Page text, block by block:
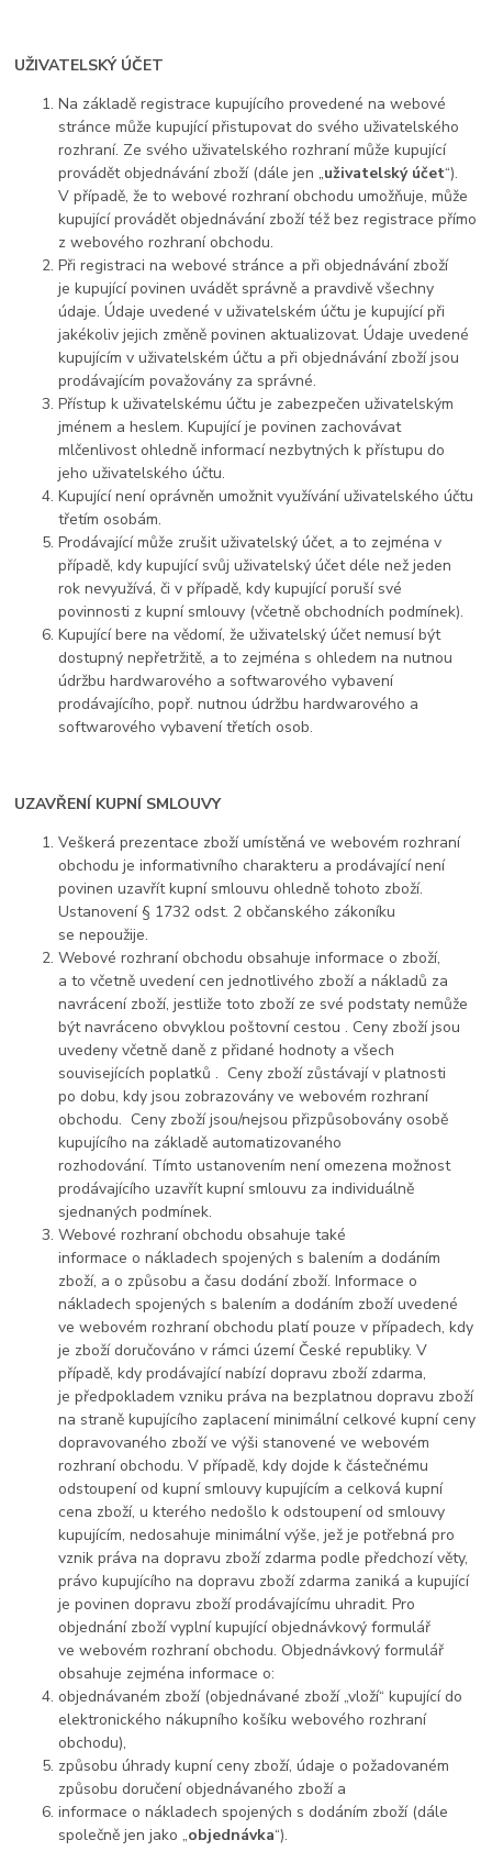
UŽIVATELSKÝ ÚČET
Na základě registrace kupujícího provedené na webové
stránce může kupující přistupovat do svého uživatelského
rozhraní. Ze svého uživatelského rozhraní může kupující
provádět objednávání zboží (dále jen „uživatelský účet“).
V případě, že to webové rozhraní obchodu umožňuje, může
kupující provádět objednávání zboží též bez registrace přímo
z webového rozhraní obchodu.
Při registraci na webové stránce a při objednávání zboží
je kupující povinen uvádět správně a pravdivě všechny
údaje. Údaje uvedené v uživatelském účtu je kupující při
jakékoliv jejich změně povinen aktualizovat. Údaje uvedené
kupujícím v uživatelském účtu a při objednávání zboží jsou
prodávajícím považovány za správné.
Přístup k uživatelskému účtu je zabezpečen uživatelským
jménem a heslem. Kupující je povinen zachovávat
mlčenlivost ohledně informací nezbytných k přístupu do
jeho uživatelského účtu.
Kupující není oprávněn umožnit využívání uživatelského účtu
třetím osobám.
Prodávající může zrušit uživatelský účet, a to zejména v
případě, kdy kupující svůj uživatelský účet déle než jeden
rok nevyužívá, či v případě, kdy kupující poruší své
povinnosti z kupní smlouvy (včetně obchodních podmínek).
Kupující bere na vědomí, že uživatelský účet nemusí být
dostupný nepřetržitě, a to zejména s ohledem na nutnou
údržbu hardwarového a softwarového vybavení
prodávajícího, popř. nutnou údržbu hardwarového a
softwarového vybavení třetích osob.
UZAVŘENÍ KUPNÍ SMLOUVY
Veškerá prezentace zboží umístěná ve webovém rozhraní
obchodu je informativního charakteru a prodávající není
povinen uzavřít kupní smlouvu ohledně tohoto zboží.
Ustanovení § 1732 odst. 2 občanského zákoníku
se nepoužije.
Webové rozhraní obchodu obsahuje informace o zboží,
a to včetně uvedení cen jednotlivého zboží a nákladů za
navrácení zboží, jestliže toto zboží ze své podstaty nemůže
být navráceno obvyklou poštovní cestou . Ceny zboží jsou
uvedeny včetně daně z přidané hodnoty a všech
souvisejících poplatků . Ceny zboží zůstávají v platnosti
po dobu, kdy jsou zobrazovány ve webovém rozhraní
obchodu. Ceny zboží jsou/nejsou přizpůsobovány osobě
kupujícího na základě automatizovaného
rozhodování. Tímto ustanovením není omezena možnost
prodávajícího uzavřít kupní smlouvu za individuálně
sjednaných podmínek.
Webové rozhraní obchodu obsahuje také
informace o nákladech spojených s balením a dodáním
zboží, a o způsobu a času dodání zboží. Informace o
nákladech spojených s balením a dodáním zboží uvedené
ve webovém rozhraní obchodu platí pouze v případech, kdy
je zboží doručováno v rámci území České republiky. V
případě, kdy prodávající nabízí dopravu zboží zdarma,
je předpokladem vzniku práva na bezplatnou dopravu zboží
na straně kupujícího zaplacení minimální celkové kupní ceny
dopravovaného zboží ve výši stanovené ve webovém
rozhraní obchodu. V případě, kdy dojde k částečnému
odstoupení od kupní smlouvy kupujícím a celková kupní
cena zboží, u kterého nedošlo k odstoupení od smlouvy
kupujícím, nedosahuje minimální výše, jež je potřebná pro
vznik práva na dopravu zboží zdarma podle předchozí věty,
právo kupujícího na dopravu zboží zdarma zaniká a kupující
je povinen dopravu zboží prodávajícímu uhradit. Pro
objednání zboží vyplní kupující objednávkový formulář
ve webovém rozhraní obchodu. Objednávkový formulář
obsahuje zejména informace o:
objednávaném zboží (objednávané zboží „vloží“ kupující do
elektronického nákupního košíku webového rozhraní
obchodu),
způsobu úhrady kupní ceny zboží, údaje o požadovaném
způsobu doručení objednávaného zboží a
informace o nákladech spojených s dodáním zboží (dále
společně jen jako „objednávka“).